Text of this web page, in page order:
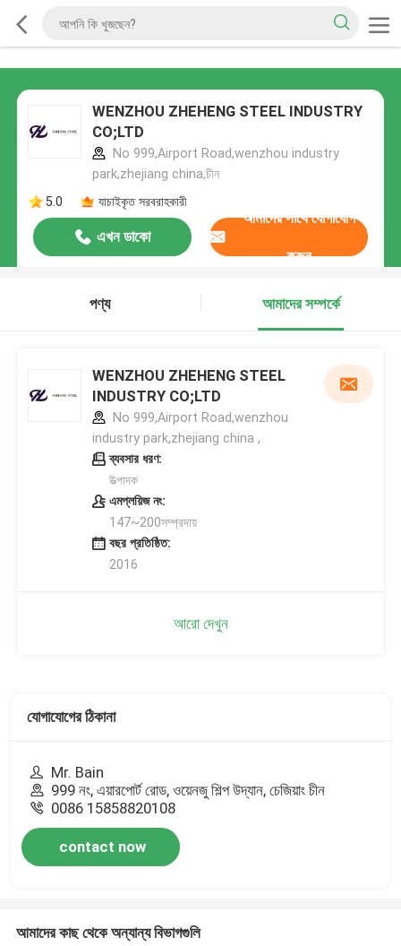
WENZHOU ZHEHENG STEEL INDUSTRY
CO;LTD
No 999,Airport Road,wenzhou industry
park,zhejiang china,চীন
5.0
যাচাইকৃত সরবরাহকারী
এখন ডাকো
আমাদের সাথে যোগাযোগ
করুন
পণ্য আমাদের সম্পর্কে
WENZHOU ZHEHENG STEEL
INDUSTRY CO;LTD
No 999,Airport Road,wenzhou
industry park,zhejiang china ,
ব্যবসার ধরণ:
উত্পাদক
এমপ্লয়িজ নং:
147~200সম্প্রদায়
বছর প্রতিষ্ঠিত:
2016
আরো দেখুন
যোগাযোগের ঠিকানা
Mr. Bain
999 নং, এয়ারপোর্ট রোড, ওয়েনজু শিল্প উদ্যান, চেজিয়াং চীন
0086 15858820108
contact now
আমাদের কাছ থেকে অন্যান্য বিভাগগুলি